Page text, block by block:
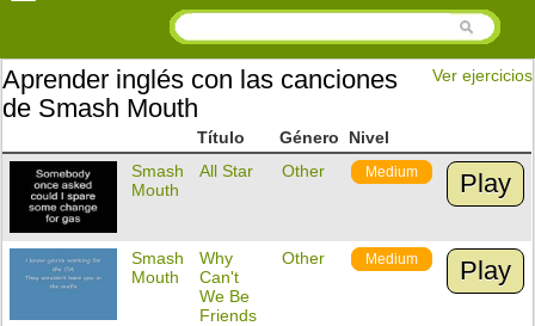
Ver ejercicios
Aprender inglés con las canciones
de Smash Mouth
Título Género
Nivel
Smash
Mouth
All Star Other Medium Play
Smash
Mouth
Why
Can't
We Be
Friends
Other Medium Play